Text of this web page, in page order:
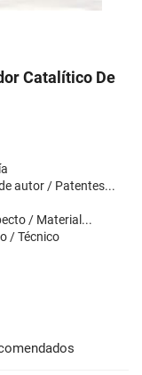
Catalítico De
autor / Patentes...
/ Material...
/ Técnico